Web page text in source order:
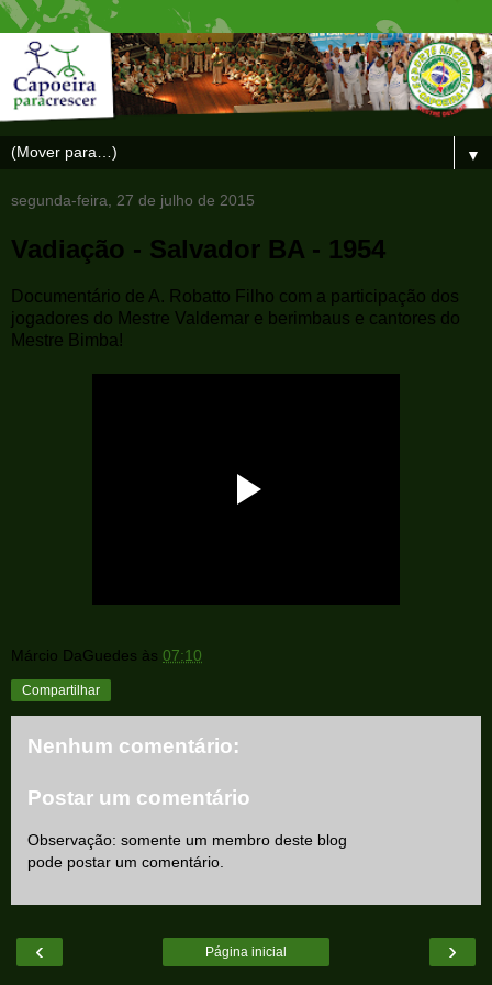
▼
segunda-feira, 27 de julho de 2015
Vadiação - Salvador BA - 1954
Documentário de A. Robatto Filho com a participação dos
jogadores do Mestre Valdemar e berimbaus e cantores do
Mestre Bimba!
Márcio DaGuedes às 07:10
Compartilhar
Nenhum comentário:
Postar um comentário
Observação: somente um membro deste blog
pode postar um comentário.
‹ ›
Página inicial